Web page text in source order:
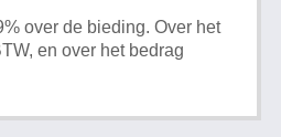
over de bieding. Over het
en over het bedrag